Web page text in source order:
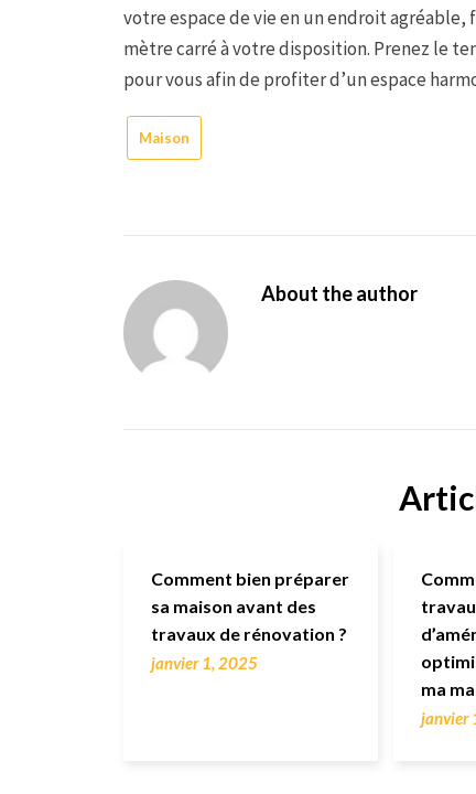
votre espace de vie en un endroit
mètre carré à votre disposition. Prenez le
pour vous afin de profiter d’un espace
Maison
About the author
Comment bien préparer
sa maison avant des
travaux de rénovation ?
janvier 1, 2025
ma
janvier